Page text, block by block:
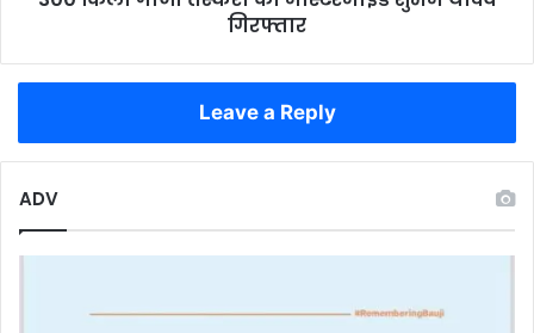
मास्टरमाइंड
गिरफ्तार
गिरफ्तार
Leave a Reply
ADV